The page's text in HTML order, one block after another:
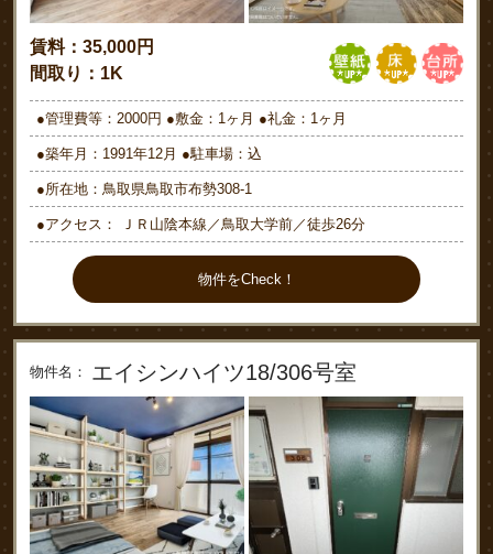
賃料：35,000円
間取り：1K
●管理費等：2000円 ●敷金：1ヶ月 ●礼金：1ヶ月
●築年月：1991年12月 ●駐車場：込
●所在地：鳥取県鳥取市布勢308-1
●アクセス： ＪＲ山陰本線／鳥取大学前／徒歩26分
物件をCheck！
物件名： エイシンハイツ18/306号室